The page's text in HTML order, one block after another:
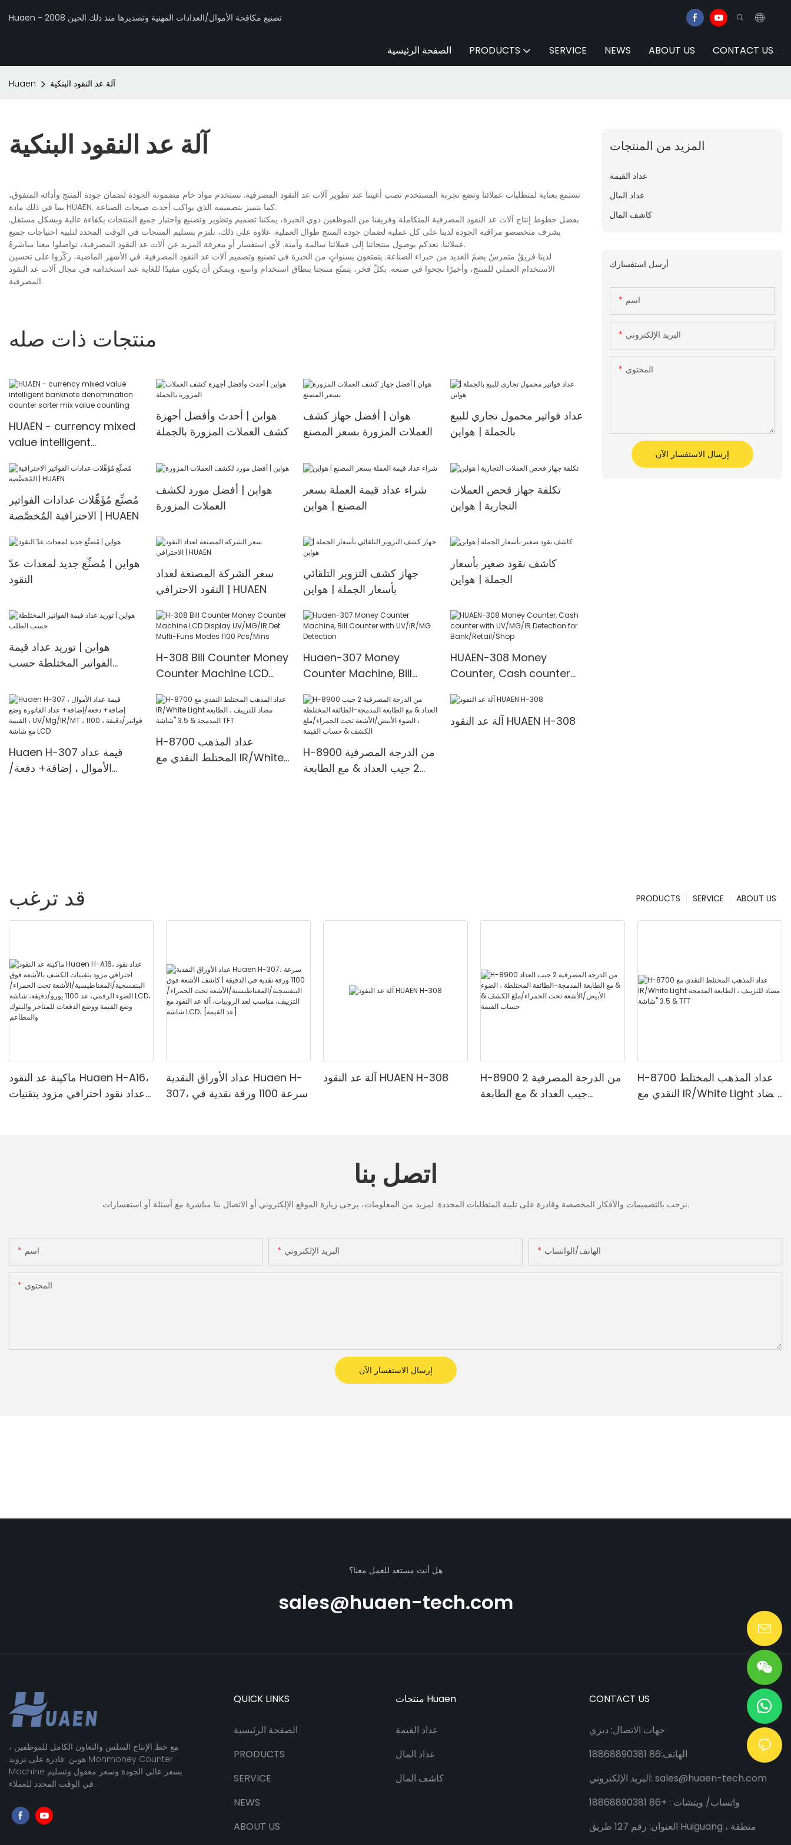
Huaen - تصنيع مكافحة الأموال/العدادات المهنية وتصديرها منذ ذلك الحين 2008
الصفحة الرئيسية PRODUCTS SERVICE NEWS ABOUT US CONTACT US
Huaen آلة عد النقود البنكية
آلة عد النقود البنكية
نستمع بعناية لمتطلبات عملائنا ونضع تجربة المستخدم نصب أعيننا عند تطوير آلات عد النقود المصرفية. نستخدم مواد خام مضمونة الجودة لضمان جودة المنتج وأدائه المتفوق،
بما في ذلك مادة HUAEN. كما يتميز بتصميمه الذي يواكب أحدث صيحات الصناعة.
بفضل خطوط إنتاج آلات عد النقود المصرفية المتكاملة وفريقنا من الموظفين ذوي الخبرة، يمكننا تصميم وتطوير وتصنيع واختبار جميع المنتجات بكفاءة عالية وبشكل مستقل.
يشرف متخصصو مراقبة الجودة لدينا على كل عملية لضمان جودة المنتج طوال العملية. علاوة على ذلك، نلتزم بتسليم المنتجات في الوقت المحدد لتلبية احتياجات جميع
عملائنا. نعدكم بوصول منتجاتنا إلى عملائنا سالمة وآمنة. لأي استفسار أو معرفة المزيد عن آلات عد النقود المصرفية، تواصلوا معنا مباشرةً.
لدينا فريقٌ متمرسٌ يضمّ العديد من خبراء الصناعة. يتمتعون بسنواتٍ من الخبرة في تصنيع وتصميم آلات عد النقود المصرفية. في الأشهر الماضية، ركّزوا على تحسين
الاستخدام العملي للمنتج، وأخيرًا نجحوا في صنعه. بكلّ فخر، يتمتّع منتجنا بنطاق استخدام واسع، ويمكن أن يكون مفيدًا للغاية عند استخدامه في مجال آلات عد النقود
المصرفية.
منتجات ذات صله
HUAEN - currency mixed
value intelligent
counter sorter mix value
هواين | أحدث وأفضل أجهزة
كشف العملات المزورة بالجملة
هوان | أفضل جهاز كشف
العملات المزورة بسعر المصنع
عداد فواتير محمول تجاري للبيع
بالجملة | هواين
مُصنِّع مُؤَهِّلات عدادات الفواتير
الاحترافية المُخصَّصة | HUAEN
هواين | أفضل مورد لكشف
العملات المزورة
شراء عداد قيمة العملة بسعر
المصنع | هواين
تكلفة جهاز فحص العملات
التجارية | هواين
هواين | مُصنِّع جديد لمعدات عدّ
النقود
سعر الشركة المصنعة لعداد
النقود الاحترافي | HUAEN
جهاز كشف التزوير التلقائي
بأسعار الجملة | هواين
كاشف نقود صغير بأسعار
الجملة | هواين
هواين | توريد عداد قيمة
الفواتير المختلطة حسب
H-308 Bill Counter Money
Counter Machine LCD
Multi-Funs Modes 1100
Pcs/Mins
Huaen-307 Money
Counter Machine, Bill
Detection
HUAEN-308 Money
Counter, Cash counter
for Bank/Retail/Shop
Huaen H-307 قيمة عداد
الأموال ، إضافة+ دفعة/
H-8700 عداد المذهب
المختلط النقدي مع IR/White
H-8900 من الدرجة المصرفية
2 جيب العداد & مع الطابعة
آلة عد النقود HUAEN H-308
المزيد من المنتجات
عداد القيمة
عداد المال
كاشف المال
أرسل استفسارك
اسم
البريد الإلكتروني
المحتوى
إرسال الاستفسار الآن
قد ترغب ABOUT US
SERVICE
PRODUCTS
ماكينة عد النقود Huaen H-A16،
عداد نقود احترافي مزود بتقنيات
عداد الأوراق النقدية Huaen H-
307، سرعة 1100 ورقة نقدية في
آلة عد النقود HUAEN H-308
H-8900 من الدرجة المصرفية 2
جيب العداد & مع الطابعة
H-8700 عداد المذهب المختلط
النقدي مع IR/White Light مضاد
اتصل بنا
نرحب بالتصميمات والأفكار المخصصة وقادرة على تلبية المتطلبات المحددة. لمزيد من المعلومات، يرجى زيارة الموقع الإلكتروني أو الاتصال بنا مباشرة مع أسئلة أو استفسارات.
اسم البريد الإلكتروني الهاتف/الواتساب
المحتوى
إرسال الاستفسار الآن
هل أنت مستعد للعمل معنا؟
sales@huaen-tech.com
مع خط الإنتاج السلس والتعاون الكامل للموظفين ،
هوين قادرة على تزويد Monmoney Counter
Machine بسعر عالي الجودة وسعر معقول وتسليم
في الوقت المحدد للعملاء.
QUICK LINKS
الصفحة الرئيسية
PRODUCTS
SERVICE
NEWS
ABOUT US
منتجات Huaen
عداد القيمة
عداد المال
كاشف المال
CONTACT US
جهات الاتصال: ديزي
الهاتف:86 18868890381
البريد الإلكتروني: sales@huaen-tech.com
واتساب/ ويتشات : +86 18868890381
العنوان: رقم 127 طريق Huiguang ، منطقة